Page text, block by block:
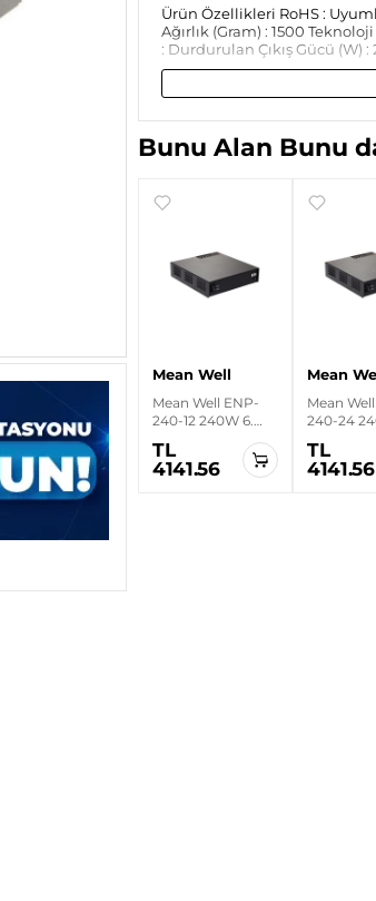
Ürün Özellikleri RoHS :
Ağırlık (Gram) : 1500
: Durdurulan Çıkış Gücü (W) :
Bunu Alan Bunu
Mean Well
Mean Well ENP-
240-12 240W 6.
Seviye Masaüstü
Güç Kaynağı
TL
4141.56
Mean
Mean
240-24
Tipi Güç
TL
4141.56